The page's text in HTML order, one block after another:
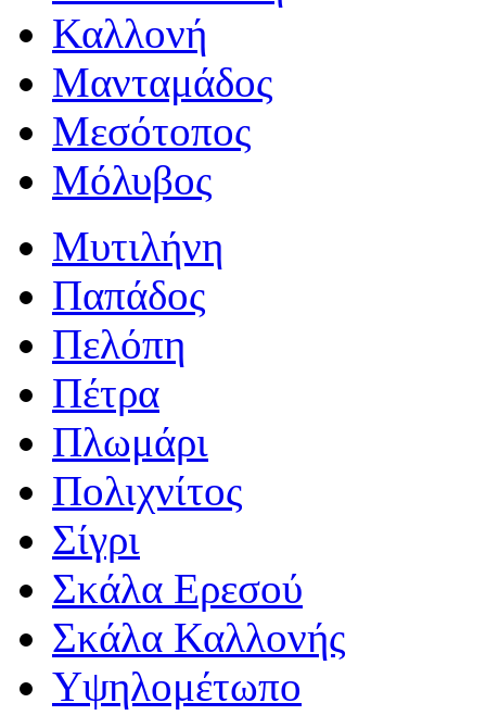
Καλλονή
Μανταμάδος
Μεσότοπος
Μόλυβος
Μυτιλήνη
Παπάδος
Πελόπη
Πέτρα
Πλωμάρι
Πολιχνίτος
Σίγρι
Σκάλα Ερεσού
Σκάλα Καλλονής
Υψηλομέτωπο